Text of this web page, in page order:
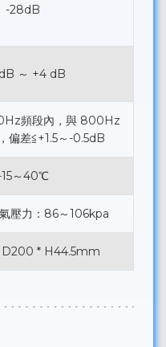
-28dB
～ +4 dB
頻段內，與 800Hz
偏差≦+1.5～-0.5dB
～40℃
壓力：86～106kpa
* H44.5mm